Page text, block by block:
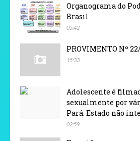
Organograma do
Brasil
05:42
PROVIMENTO Nº
15:33
Adolescente é
sexualmente por
Pará. Estado não
02:59